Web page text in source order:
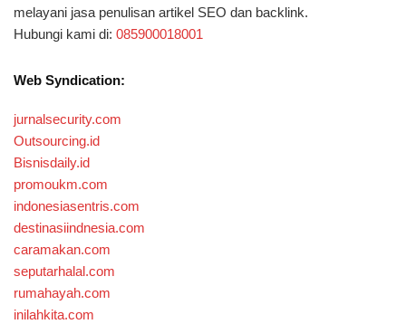
melayani jasa penulisan artikel SEO dan backlink.
Hubungi kami di: 085900018001
Web Syndication:
jurnalsecurity.com
Outsourcing.id
Bisnisdaily.id
promoukm.com
indonesiasentris.com
destinasiindnesia.com
caramakan.com
seputarhalal.com
rumahayah.com
inilahkita.com